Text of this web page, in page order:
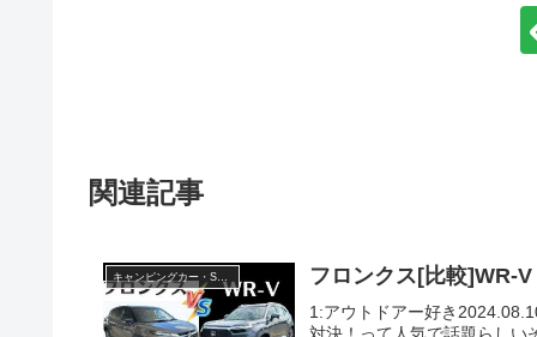
関連記事
フロンクス[比較]WR-
1:アウトドアー好き